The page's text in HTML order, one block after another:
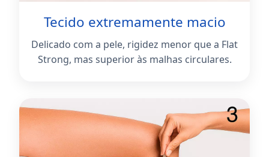
Tecido extremamente macio
Delicado com a pele, rigidez menor que a Flat
Strong, mas superior às malhas circulares.